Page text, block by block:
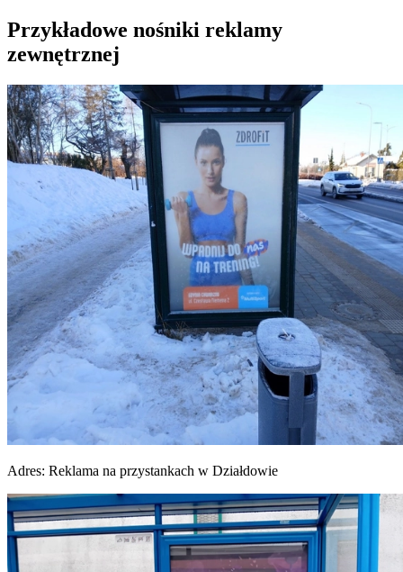
Przykładowe nośniki reklamy
zewnętrznej
Adres: Reklama na przystankach w Działdowie